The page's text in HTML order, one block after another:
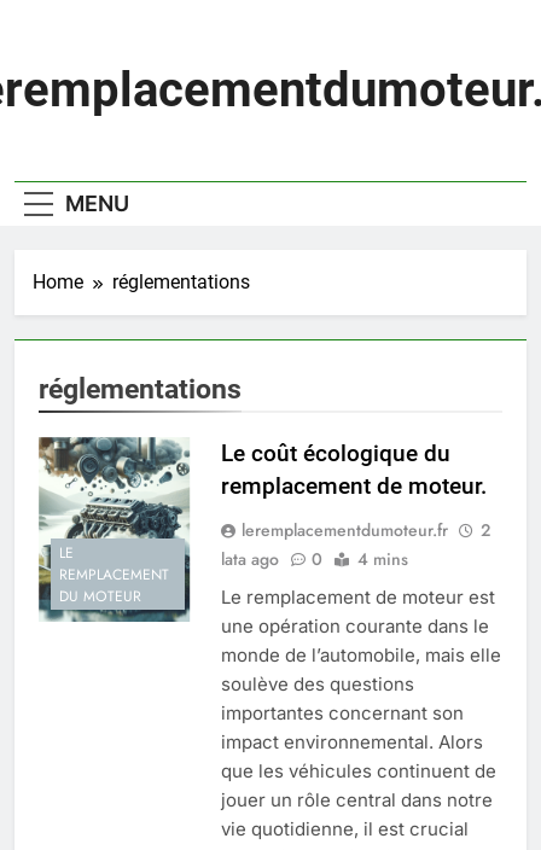
MENU
Home réglementations
réglementations
LE
REMPLACEMENT
DU MOTEUR
Le coût écologique du
remplacement de moteur.
leremplacementdumoteur.fr
2
lata ago
0 4 mins
Le remplacement de moteur est
une opération courante dans le
monde de l’automobile, mais elle
soulève des questions
importantes concernant son
impact environnemental. Alors
que les véhicules continuent de
jouer un rôle central dans notre
vie quotidienne, il est crucial